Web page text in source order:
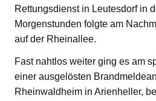
Rettungsdienst in Leutesdorf in
Morgenstunden folgte am
auf der Rheinallee.
Fast nahtlos weiter ging es am
einer ausgelösten
Rheinwaldheim in Arienheller,